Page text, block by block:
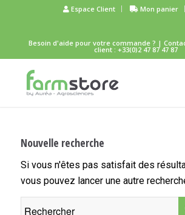
Espace Client Mon panier
Besoin d'aide pour votre commande ? |
client : +33(0)2 47 87 47 87
Nouvelle recherche
Si vous n'êtes pas satisfait des
vous pouvez lancer une autre